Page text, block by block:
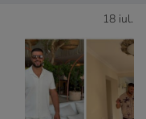
18 iul.